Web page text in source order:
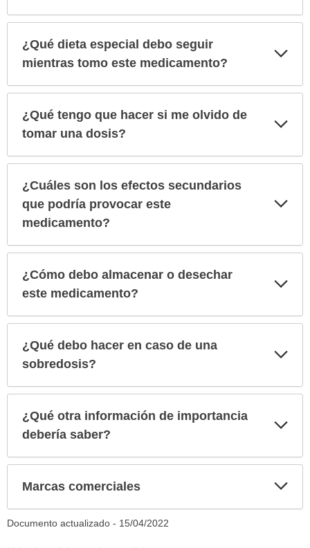
¿Qué dieta especial debo seguir
mientras tomo este medicamento?
¿Qué tengo que hacer si me olvido de
tomar una dosis?
¿Cuáles son los efectos secundarios
que podría provocar este
medicamento?
¿Cómo debo almacenar o desechar
este medicamento?
¿Qué debo hacer en caso de una
sobredosis?
¿Qué otra información de importancia
debería saber?
Marcas comerciales
Documento actualizado - 15/04/2022